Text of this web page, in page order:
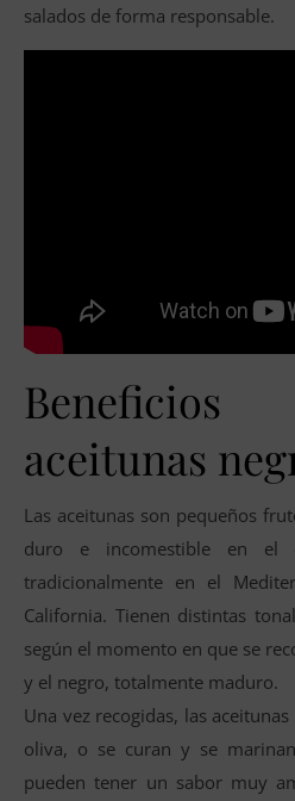
salados de forma responsable.
aceitunas
Las aceitunas son pequeños
duro e incomestible en el
tradicionalmente en el
California. Tienen distintas
según el momento en que se
y el negro, totalmente maduro.
Una vez recogidas, las
oliva, o se curan y se
pueden tener un sabor muy